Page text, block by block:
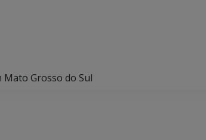
Mato Grosso do Sul